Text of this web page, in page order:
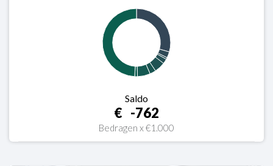
Saldo
-762
Bedragen x €1.000